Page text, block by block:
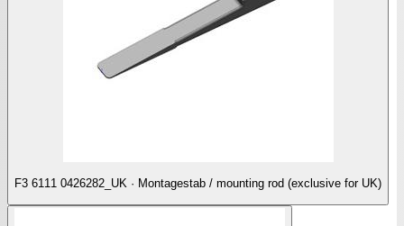
F3 6111 0426282_UK · Montagestab / mounting rod (exclusive for UK)